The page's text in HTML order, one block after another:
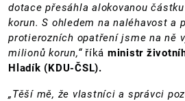
dotace přesáhla alokovanou
korun. S ohledem na naléhavost a
protierozních opatření jsme na ně
milionů korun,“ říká ministr
Hladík (KDU-ČSL).
„Těší mě, že vlastníci a správci